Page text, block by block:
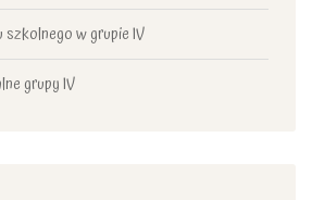
w grupie IV
grupy IV